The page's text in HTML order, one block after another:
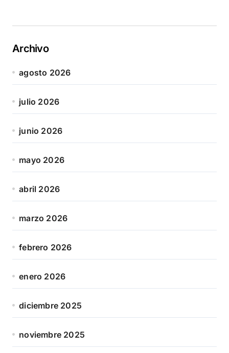
Archivo
agosto 2026
julio 2026
junio 2026
mayo 2026
abril 2026
marzo 2026
febrero 2026
enero 2026
diciembre 2025
noviembre 2025